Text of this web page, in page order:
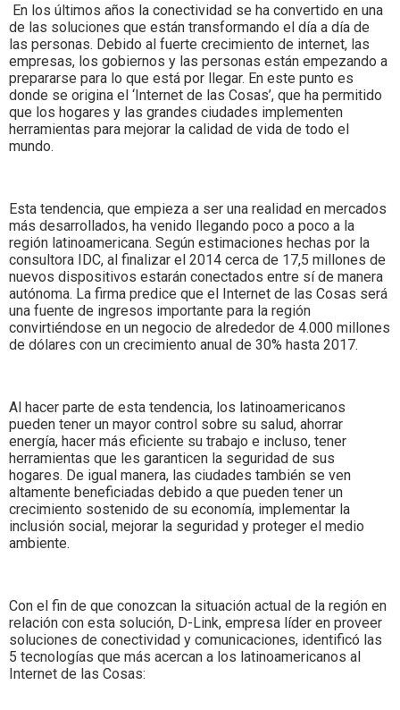
En los últimos años la conectividad se ha convertido en una
de las soluciones que están transformando el día a día de
las personas. Debido al fuerte crecimiento de internet, las
empresas, los gobiernos y las personas están empezando a
prepararse para lo que está por llegar. En este punto es
donde se origina el ‘Internet de las Cosas’, que ha permitido
que los hogares y las grandes ciudades implementen
herramientas para mejorar la calidad de vida de todo el
mundo.
Esta tendencia, que empieza a ser una realidad en mercados
más desarrollados, ha venido llegando poco a poco a la
región latinoamericana. Según estimaciones hechas por la
consultora IDC, al finalizar el 2014 cerca de 17,5 millones de
nuevos dispositivos estarán conectados entre sí de manera
autónoma. La firma predice que el Internet de las Cosas será
una fuente de ingresos importante para la región
convirtiéndose en un negocio de alrededor de 4.000 millones
de dólares con un crecimiento anual de 30% hasta 2017.
Al hacer parte de esta tendencia, los latinoamericanos
pueden tener un mayor control sobre su salud, ahorrar
energía, hacer más eficiente su trabajo e incluso, tener
herramientas que les garanticen la seguridad de sus
hogares. De igual manera, las ciudades también se ven
altamente beneficiadas debido a que pueden tener un
crecimiento sostenido de su economía, implementar la
inclusión social, mejorar la seguridad y proteger el medio
ambiente.
Con el fin de que conozcan la situación actual de la región en
relación con esta solución, D-Link, empresa líder en proveer
soluciones de conectividad y comunicaciones, identificó las
5 tecnologías que más acercan a los latinoamericanos al
Internet de las Cosas: